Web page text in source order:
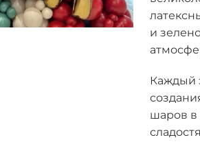
и
Каждый
шаров в